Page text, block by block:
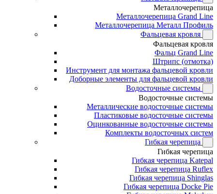
Металлочерепица
Металлочерепица Grand Line
Металлочерепица Металл Профиль
Фальцевая кровля
Фальцевая кровля
Фальц Grand Line
Штрипс (отмотка)
Инструмент для монтажа фальцевой кровли
Доборные элементы для фальцевой кровли
Водосточные системы
Водосточные системы
Металлические водосточные системы
Пластиковые водосточные системы
Оцинкованные водосточные системы
Комплекты водосточных систем
Гибкая черепица
Гибкая черепица
Гибкая черепица Katepal
Гибкая черепица Ruflex
Гибкая черепица Shinglas
Гибкая черепица Docke Pie